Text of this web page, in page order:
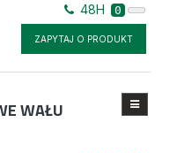
48H 0
ZAPYTAJ O PRODUKT
WAŁU